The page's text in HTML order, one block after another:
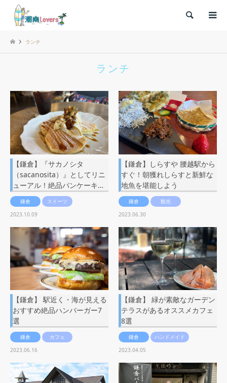
検索
ランチ
ランチ
【鎌倉】『サカノシタ
（sacanosita）』としてリニ
ューアル！絶品パンケーキ…
鎌倉
スイーツ
2023.10.09
【鎌倉】しらすや 腰越駅から
すぐ！朝獲れしらすと新鮮な
地魚を堪能しよう
鎌倉
観光
2023.06.30
【鎌倉】 駅近く・海が見える
おすすめ絶品ハンバーガー7
選
鎌倉
カフェ
2023.06.16
【鎌倉】 緑が素敵なガーデン
テラスがあるオススメカフェ
8選
鎌倉
ハンドメイド
2023.04.05